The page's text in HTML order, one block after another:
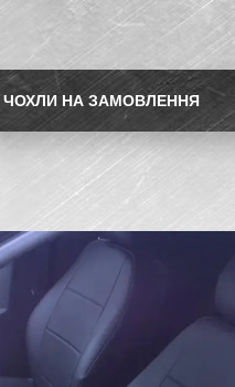
ЧОХЛИ НА ЗАМОВЛЕННЯ